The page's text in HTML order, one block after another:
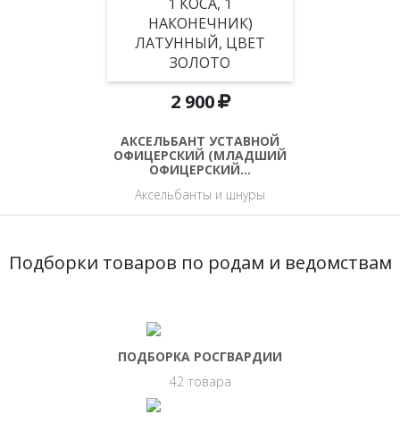
2 900
АКСЕЛЬБАНТ УСТАВНОЙ
ОФИЦЕРСКИЙ (МЛАДШИЙ
ОФИЦЕРСКИЙ…
Аксельбанты и шнуры
Подборки товаров по родам и ведомствам
ПОДБОРКА РОСГВАРДИИ
42 товара